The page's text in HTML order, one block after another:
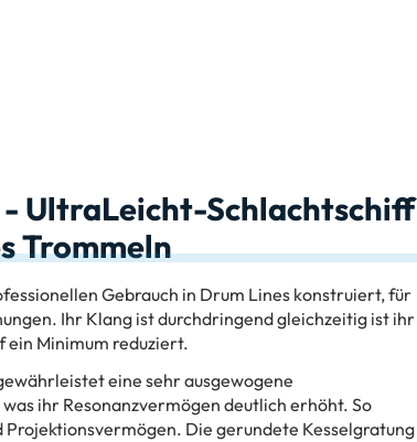
- UltraLeicht-Schlachtschiff
Trommeln
Gebrauch in Drum Lines konstruiert, für
Ihr Klang ist durchdringend gleichzeitig ist ihr
Minimum reduziert.
eine sehr ausgewogene
ihr Resonanzvermögen deutlich erhöht. So
Die gerundete Kesselgratung